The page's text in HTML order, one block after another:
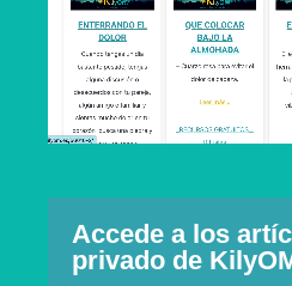
Accede a los
privado de